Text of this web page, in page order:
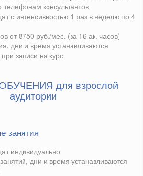
телефонам консультантов
с интенсивностью 1 раз в неделю по 4
от 8750 руб./мес. (за 16 ак. часов)
дни и время устанавливаются
записи на курс
для взрослой
аудитории
занятия
индивидуально
дни и время устанавливаются